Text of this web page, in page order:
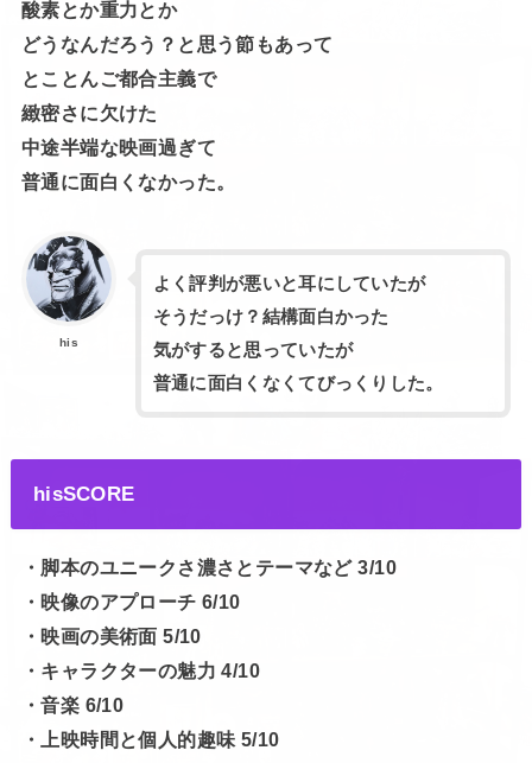
酸素とか重力とか
どうなんだろう？と思う節もあって
とことんご都合主義で
緻密さに欠けた
中途半端な映画過ぎて
普通に面白くなかった。
his
よく評判が悪いと耳にしていたが
そうだっけ？結構面白かった
気がすると思っていたが
普通に面白くなくてびっくりした。
hisSCORE
・脚本のユニークさ濃さとテーマなど 3/10
・映像のアプローチ 6/10
・映画の美術面 5/10
・キャラクターの魅力 4/10
・音楽 6/10
・上映時間と個人的趣味 5/10